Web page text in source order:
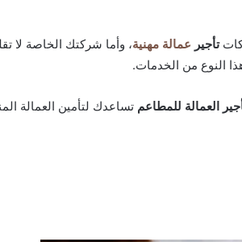
تأجير عمالة مهنية، وأما شركتك الخاصة لا
النوع من الخدمات.
العمالة للمطاعم تساعدك لتأمين العمالة